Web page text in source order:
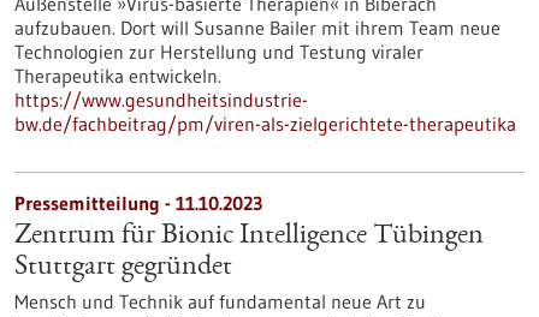
aufzubauen. Dort will Susanne Bailer mit ihrem Team neue
Technologien zur Herstellung und Testung viraler
Therapeutika entwickeln.
https://www.gesundheitsindustrie-
bw.de/fachbeitrag/pm/viren-als-zielgerichtete-therapeutika
Pressemitteilung - 11.10.2023
Zentrum für Bionic Intelligence Tübingen
Stuttgart gegründet
Mensch und Technik auf fundamental neue Art zu